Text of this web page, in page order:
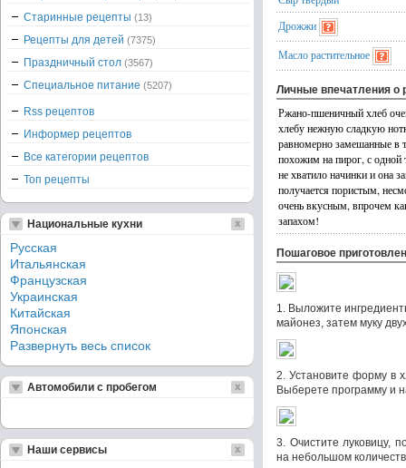
Дрожжи
Масло растительное
Личные впечатления о
Ржано-пшеничный хлеб
хлебу нежную сладкую
равномерно замешанные в
похожим на пирог, с одной
не хватило начинки и она
получается пористым,
очень вкусным, впрочем
запахом!
Пошаговое
1. Выложите
майонез, затем муку
2. Установите форму в
Выберете программу и
3. Очистите луковицу,
на небольшом
Старинные рецепты (13)
Рецепты для детей (7375)
Праздничный стол (3567)
Специальное питание (5207)
Rss рецептов
Информер рецептов
Все категории рецептов
Топ рецепты
Национальные кухни
Русская
Итальянская
Французская
Украинская
Китайская
Японская
Развернуть весь список
Автомобили с пробегом
Наши сервисы